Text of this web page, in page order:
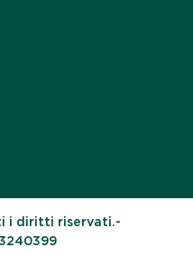
i diritti riservati.-